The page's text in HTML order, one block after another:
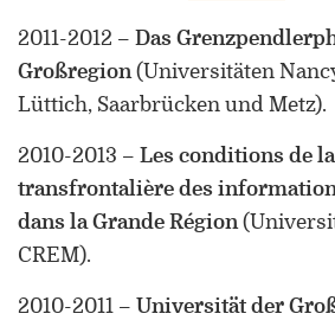
2011-2012 – Das
Großregion (Universitäten
Lüttich, Saarbrücken und Metz).
2010-2013 – Les conditions de
transfrontalière des
dans la Grande Région
CREM).
2010-2011 – Universität der